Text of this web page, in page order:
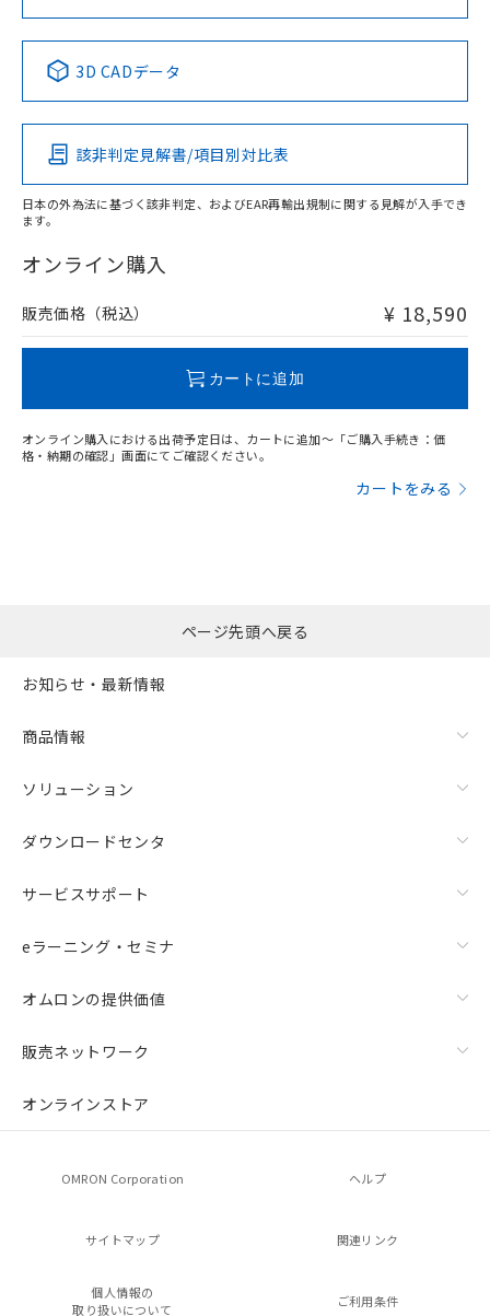
120mm以上、n: 140mm以上
検出領域
Pb Hg Cd Cr(VI)
O
在庫等で未対応品が混在する可能性があります。
問い合わせください。
No No No No
この製品の規格認証/適合状況ページへ
その他の認証はこちらのページからご検索ください
3D CADデータ
該非判定見解書/項目別対比表
日本の外為法に基づく該非判定、およびEAR再輸出規制に関する見解が入手でき
ます。
オンライン購入
販売価格（税込） ¥ 18,590
カートに追加
オンライン購入における出荷予定日は、カートに追加～「ご購入手続き：価
格・納期の確認」画面にてご確認ください。
カートをみる
ページ先頭へ戻る
お知らせ・最新情報
商品情報
ソリューション
ダウンロードセンタ
サービスサポート
eラーニング・セミナ
オムロンの提供価値
販売ネットワーク
オンラインストア
OMRON Corporation ヘルプ
サイトマップ 関連リンク
個人情報の
取り扱いについて
ご利用条件